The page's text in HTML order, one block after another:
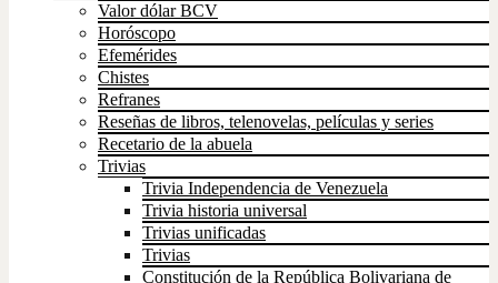
Valor dólar BCV
Horóscopo
Efemérides
Chistes
Refranes
Reseñas de libros, telenovelas, películas y series
Recetario de la abuela
Trivias
Trivia Independencia de Venezuela
Trivia historia universal
Trivias unificadas
Trivias
Constitución de la República Bolivariana de